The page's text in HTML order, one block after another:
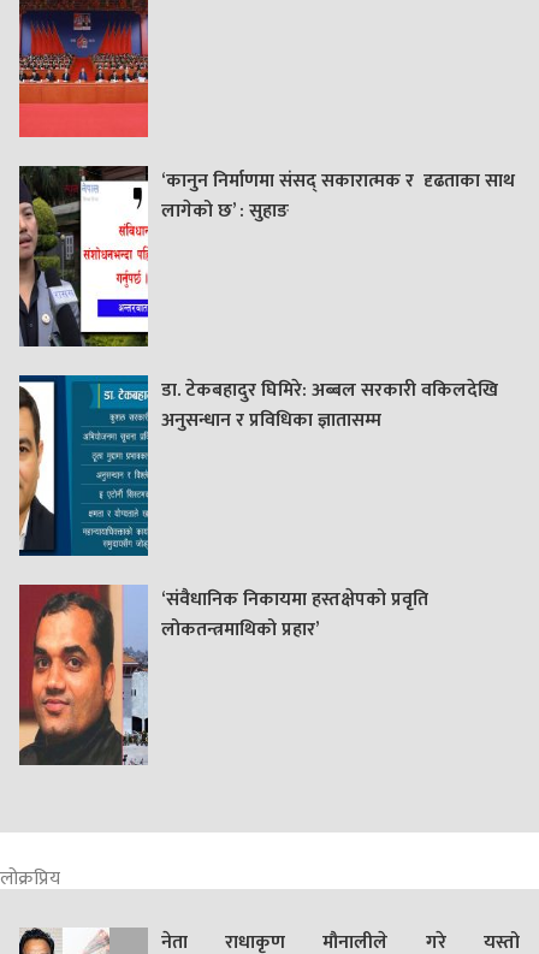
‘कानुन निर्माणमा संसद् सकारात्मक र दृढताका साथ
लागेको छ’ : सुहाङ
डा. टेकबहादुर घिमिरे: अब्बल सरकारी वकिलदेखि
अनुसन्धान र प्रविधिका ज्ञातासम्म
‘संवैधानिक निकायमा हस्तक्षेपको प्रवृति
लोकतन्त्रमाथिको प्रहार’
लोक्रप्रिय
नेता राधाकृण मौनालीले गरे यस्तो